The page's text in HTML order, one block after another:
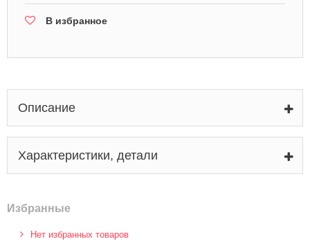
В избранное
Описание
Характеристики, детали
Избранные
Нет избранных товаров